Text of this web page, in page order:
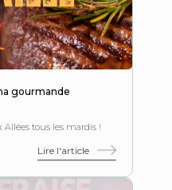
gourmande
Allées tous les mardis !
Lire l'article